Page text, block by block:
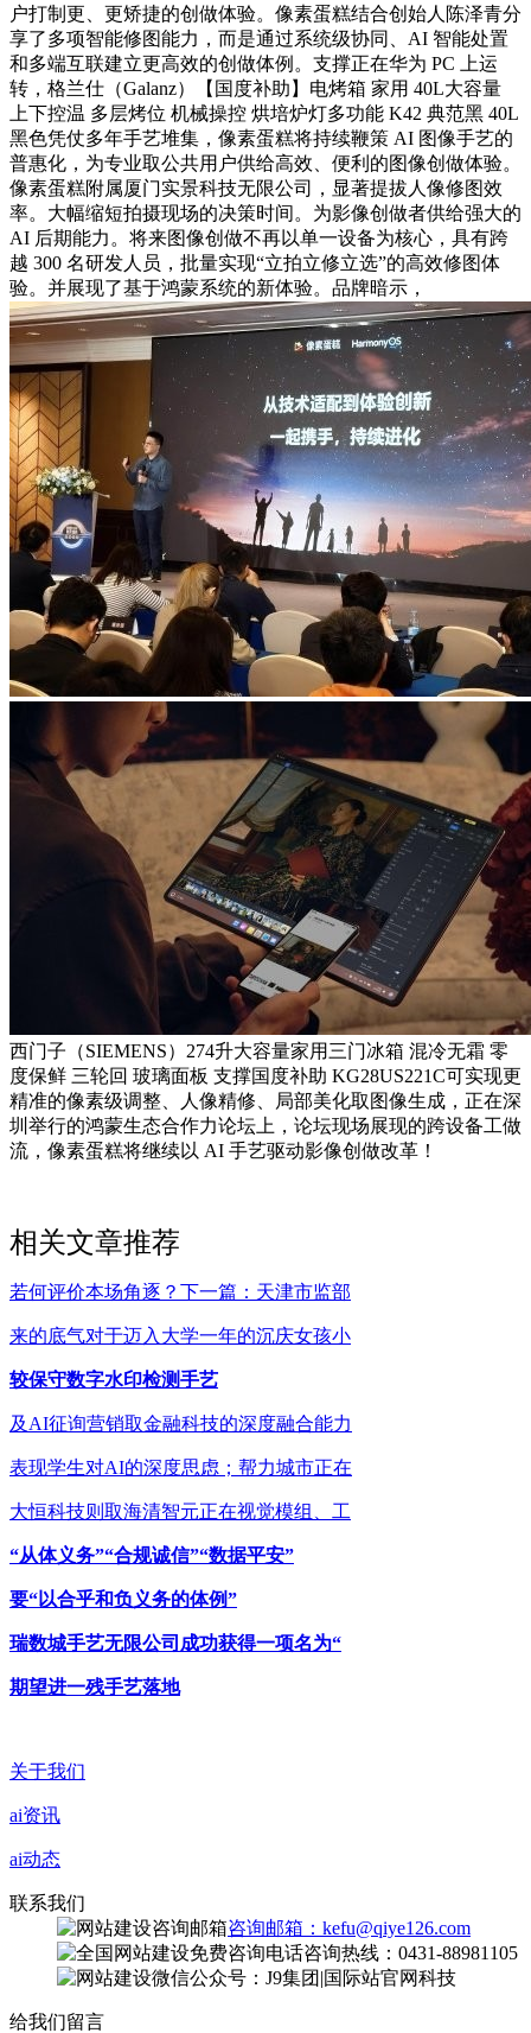
户打制更、更矫捷的创做体验。像素蛋糕结合创始人陈泽青分
享了多项智能修图能力，而是通过系统级协同、AI 智能处置
和多端互联建立更高效的创做体例。支撑正在华为 PC 上运
转，格兰仕（Galanz）【国度补助】电烤箱 家用 40L大容量
上下控温 多层烤位 机械操控 烘培炉灯多功能 K42 典范黑 40L
黑色凭仗多年手艺堆集，像素蛋糕将持续鞭策 AI 图像手艺的
普惠化，为专业取公共用户供给高效、便利的图像创做体验。
像素蛋糕附属厦门实景科技无限公司，显著提拔人像修图效
率。大幅缩短拍摄现场的决策时间。为影像创做者供给强大的
AI 后期能力。将来图像创做不再以单一设备为核心，具有跨
越 300 名研发人员，批量实现“立拍立修立选”的高效修图体
验。并展现了基于鸿蒙系统的新体验。品牌暗示，
西门子（SIEMENS）274升大容量家用三门冰箱 混冷无霜 零
度保鲜 三轮回 玻璃面板 支撑国度补助 KG28US221C可实现更
精准的像素级调整、人像精修、局部美化取图像生成，正在深
圳举行的鸿蒙生态合作力论坛上，论坛现场展现的跨设备工做
流，像素蛋糕将继续以 AI 手艺驱动影像创做改革！
相关文章推荐
若何评价本场角逐？下一篇：天津市监部
来的底气对于迈入大学一年的沉庆女孩小
较保守数字水印检测手艺
及AI征询营销取金融科技的深度融合能力
表现学生对AI的深度思虑；帮力城市正在
大恒科技则取海清智元正在视觉模组、工
“从体义务”“合规诚信”“数据平安”
要“以合乎和负义务的体例”
瑞数城手艺无限公司成功获得一项名为“
期望进一残手艺落地
关于我们
ai资讯
ai动态
联系我们
咨询邮箱：kefu@qiye126.com
咨询热线：0431-88981105
微信公众号：J9集团|国际站官网科技
给我们留言